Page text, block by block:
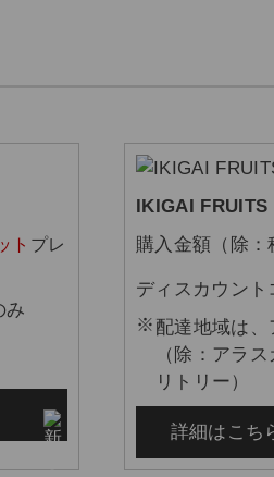
ト プレ
み
IKIGAI FRUITS
購入金額（除：
ディスカウント
配達地域は
（除：アラ
リトリー）
詳細はこち